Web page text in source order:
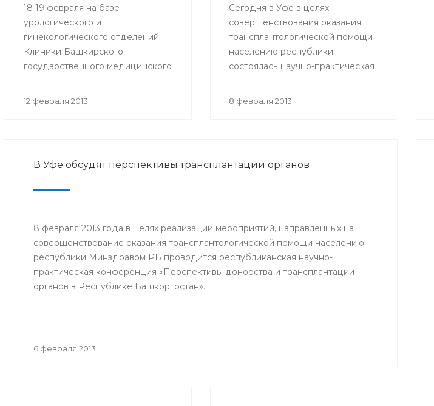
18-19 февраля на базе
урологического и
гинекологического отделений
Клиники Башкирского
государственного медицинского
мастер-класс
республики, а также интерны,
12 февраля 2013
Сегодня в Уфе в целях
совершенствования оказания
трансплантологической помощи
населению республики
состоялась научно-практическая
донорства и трансплантации
8 февраля 2013
В Уфе обсудят перспективы трансплантации органов
8 февраля 2013 года в целях реализации мероприятий, направленных на
совершенствование оказания трансплантологической помощи населению
республики Минздравом РБ проводится республиканская научно-
практическая конференция «Перспективы донорства и трансплантации
органов в Республике Башкортостан».
6 февраля 2013